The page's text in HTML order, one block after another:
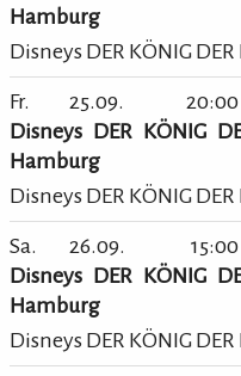
Hamburg
Disneys DER KÖNIG
Fr. 25.09.
Disneys DER KÖNIG
Hamburg
Disneys DER KÖNIG
Sa. 26.09.
Disneys DER KÖNIG
Hamburg
Disneys DER KÖNIG